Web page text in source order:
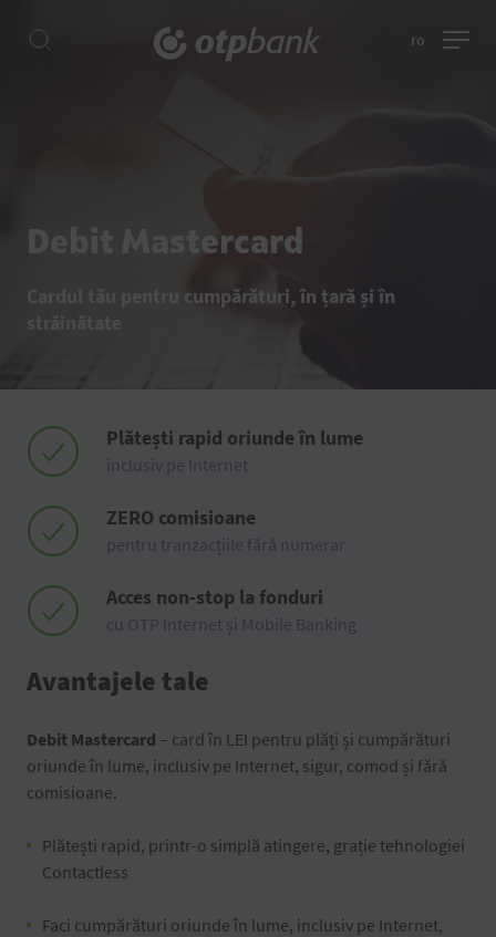
ro
Debit Mastercard
Cardul tău pentru cumpărături, în țară și în
străinătate
Plătești rapid oriunde în lume
inclusiv pe Internet
ZERO comisioane
pentru tranzacțiile fără numerar
Acces non-stop la fonduri
cu OTP Internet și Mobile Banking
Avantajele tale
Debit Mastercard – card în LEI pentru plăți și cumpărături
oriunde în lume, inclusiv pe Internet, sigur, comod și fără
comisioane.
Plătești rapid, printr-o simplă atingere, grație tehnologiei
Contactless
Faci cumpărături oriunde în lume, inclusiv pe Internet,